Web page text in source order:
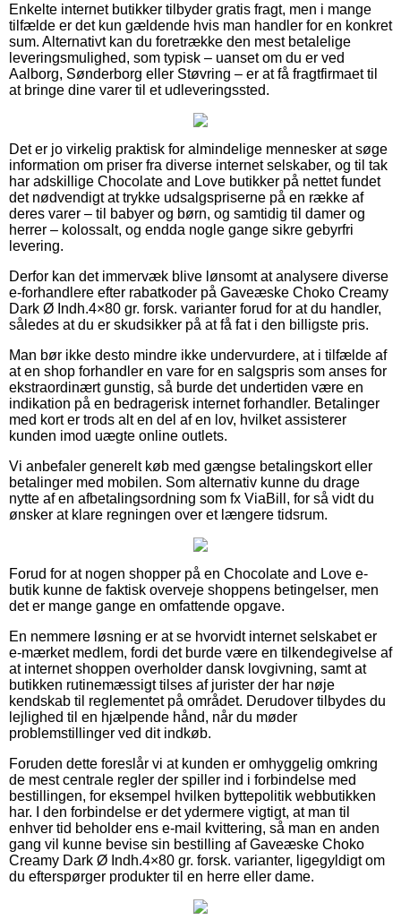
Enkelte internet butikker tilbyder gratis fragt, men i mange
tilfælde er det kun gældende hvis man handler for en konkret
sum. Alternativt kan du foretrække den mest betalelige
leveringsmulighed, som typisk – uanset om du er ved
Aalborg, Sønderborg eller Støvring – er at få fragtfirmaet til
at bringe dine varer til et udleveringssted.
Det er jo virkelig praktisk for almindelige mennesker at søge
information om priser fra diverse internet selskaber, og til tak
har adskillige Chocolate and Love butikker på nettet fundet
det nødvendigt at trykke udsalgspriserne på en række af
deres varer – til babyer og børn, og samtidig til damer og
herrer – kolossalt, og endda nogle gange sikre gebyrfri
levering.
Derfor kan det immervæk blive lønsomt at analysere diverse
e-forhandlere efter rabatkoder på Gaveæske Choko Creamy
Dark Ø Indh.4×80 gr. forsk. varianter forud for at du handler,
således at du er skudsikker på at få fat i den billigste pris.
Man bør ikke desto mindre ikke undervurdere, at i tilfælde af
at en shop forhandler en vare for en salgspris som anses for
ekstraordinært gunstig, så burde det undertiden være en
indikation på en bedragerisk internet forhandler. Betalinger
med kort er trods alt en del af en lov, hvilket assisterer
kunden imod uægte online outlets.
Vi anbefaler generelt køb med gængse betalingskort eller
betalinger med mobilen. Som alternativ kunne du drage
nytte af en afbetalingsordning som fx ViaBill, for så vidt du
ønsker at klare regningen over et længere tidsrum.
Forud for at nogen shopper på en Chocolate and Love e-
butik kunne de faktisk overveje shoppens betingelser, men
det er mange gange en omfattende opgave.
En nemmere løsning er at se hvorvidt internet selskabet er
e-mærket medlem, fordi det burde være en tilkendegivelse af
at internet shoppen overholder dansk lovgivning, samt at
butikken rutinemæssigt tilses af jurister der har nøje
kendskab til reglementet på området. Derudover tilbydes du
lejlighed til en hjælpende hånd, når du møder
problemstillinger ved dit indkøb.
Foruden dette foreslår vi at kunden er omhyggelig omkring
de mest centrale regler der spiller ind i forbindelse med
bestillingen, for eksempel hvilken byttepolitik webbutikken
har. I den forbindelse er det ydermere vigtigt, at man til
enhver tid beholder ens e-mail kvittering, så man en anden
gang vil kunne bevise sin bestilling af Gaveæske Choko
Creamy Dark Ø Indh.4×80 gr. forsk. varianter, ligegyldigt om
du efterspørger produkter til en herre eller dame.